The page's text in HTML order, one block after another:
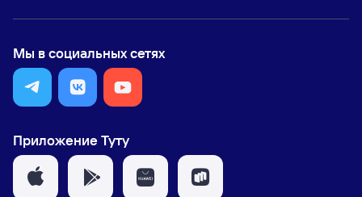
Мы в социальных сетях
Приложение Туту